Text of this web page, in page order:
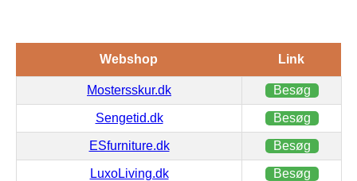
Webshop Link
Mostersskur.dk Besøg
Sengetid.dk Besøg
ESfurniture.dk Besøg
LuxoLiving.dk Besøg